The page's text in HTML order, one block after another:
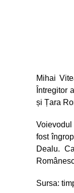
Mihai
Întregitor
și Țara
Voievodul
fost
Dealu.
Sursa: